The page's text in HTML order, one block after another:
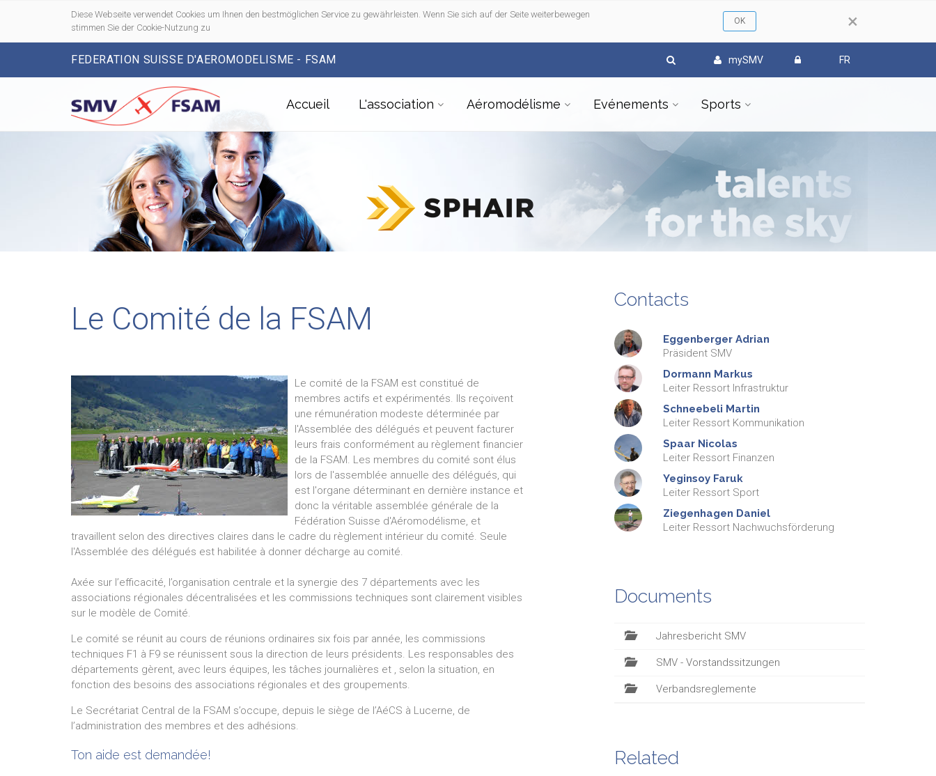
×
Diese Webseite verwendet Cookies um Ihnen den bestmöglichen Service zu gewährleisten. Wenn Sie sich auf der Seite weiterbewegen
stimmen Sie der Cookie-Nutzung zu
FEDERATION SUISSE D'AEROMODELISME - FSAM mySMV FR
Accueil L'association Aéromodélisme Evénements Sports
Le Comité de la FSAM
Le comité de la FSAM est constitué de
membres actifs et expérimentés. Ils reçoivent
une rémunération modeste déterminée par
l'Assemblée des délégués et peuvent facturer
leurs frais conformément au règlement financier
de la FSAM. Les membres du comité sont élus
lors de l'assemblée annuelle des délégués, qui
est l'organe déterminant en dernière instance et
donc la véritable assemblée générale de la
Fédération Suisse d'Aéromodélisme, et
travaillent selon des directives claires dans le cadre du règlement intérieur du comité. Seule
l'Assemblée des délégués est habilitée à donner décharge au comité.
Axée sur l’efficacité, l’organisation centrale et la synergie des 7 départements avec les
associations régionales décentralisées et les commissions techniques sont clairement visibles
sur le modèle de Comité.
Le comité se réunit au cours de réunions ordinaires six fois par année, les commissions
techniques F1 à F9 se réunissent sous la direction de leurs présidents. Les responsables des
départements gèrent, avec leurs équipes, les tâches journalières et , selon la situation, en
fonction des besoins des associations régionales et des groupements.
Le Secrétariat Central de la FSAM s’occupe, depuis le siège de l’AéCS à Lucerne, de
l’administration des membres et des adhésions.
Ton aide est demandée!
Contacts
Eggenberger Adrian
Präsident SMV
Dormann Markus
Leiter Ressort Infrastruktur
Schneebeli Martin
Leiter Ressort Kommunikation
Spaar Nicolas
Leiter Ressort Finanzen
Yeginsoy Faruk
Leiter Ressort Sport
Ziegenhagen Daniel
Leiter Ressort Nachwuchsförderung
Documents
Jahresbericht SMV
SMV - Vorstandssitzungen
Verbandsreglemente
Related